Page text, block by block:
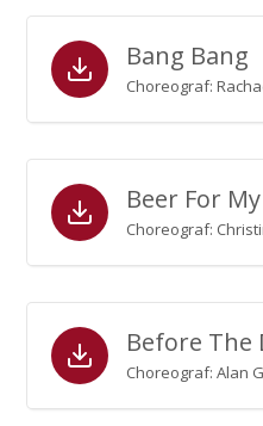
Bang Bang
Choreograf:
Beer For
Choreograf:
Before The
Choreograf: Alan